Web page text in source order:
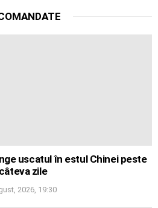
uscatul în estul Chinei peste
câteva zile
2026, 19:30